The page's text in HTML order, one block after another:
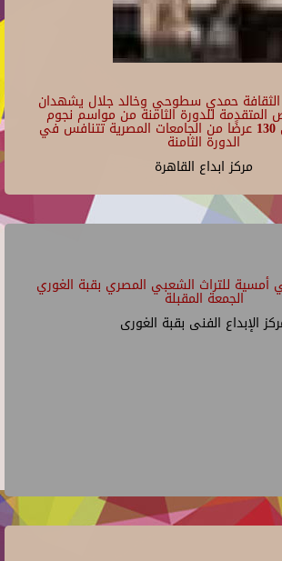
الثقافة حمدي سطوحي وخالد جلال يشهدان
المتقدمة للدورة الثامنة من مواسم نجوم
المسرح الجامعي 130 عرضًا من الجامعات المصرية تتنافس في
الدورة الثامنة
مركز ابداع القاهرة
أمسية للتراث الشعبي المصري بقبة الغوري
الجمعة المقبلة
الإبداع الفنى بقبة الغورى